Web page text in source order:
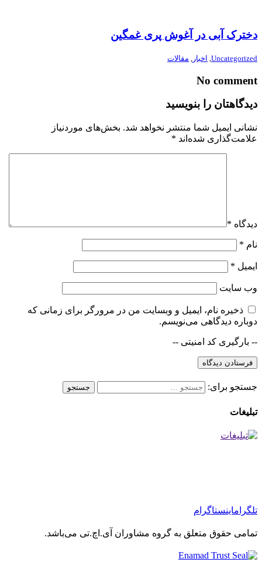
دخترک آبی در آغوش پری غمگین
Uncategorized
, اخبار , مقالات
No comment
دیدگاهتان را بنویسید
نشانی ایمیل شما منتشر نخواهد شد. بخش‌های موردنیاز
علامت‌گذاری شده‌اند *
دیدگاه *
نام *
ایمیل *
وب‌ سایت
ذخیره نام، ایمیل و وبسایت من در مرورگر برای زمانی که
دوباره دیدگاهی می‌نویسم.
-- بارگیری کد امنیتی --
جستجو برای:
تبلیغات
تلگراماینستاگرام
تمامی حقوق متعلق به گروه مشاوران آی.اچ.تی می‌باشد.